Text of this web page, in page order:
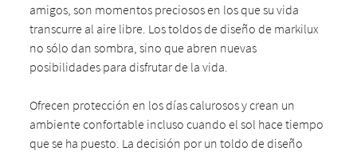
amigos, son momentos preciosos en los que su vida
transcurre al aire libre. Los toldos de diseño de markilux
no sólo dan sombra, sino que abren nuevas
posibilidades para disfrutar de la vida.
Ofrecen protección en los días calurosos y crean un
ambiente confortable incluso cuando el sol hace tiempo
que se ha puesto. La decisión por un toldo de diseño